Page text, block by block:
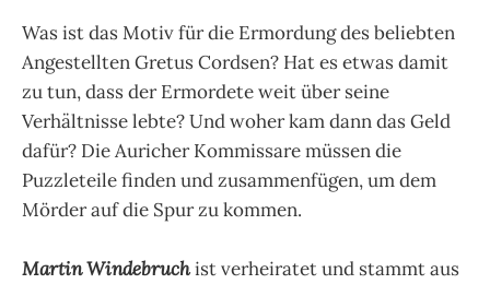
Was ist das Motiv für die Ermordung des beliebten
Angestellten Gretus Cordsen? Hat es etwas damit
zu tun, dass der Ermordete weit über seine
Verhältnisse lebte? Und woher kam dann das Geld
dafür? Die Auricher Kommissare müssen die
Puzzleteile finden und zusammenfügen, um dem
Mörder auf die Spur zu kommen.
Martin Windebruchist verheiratet und stammt aus